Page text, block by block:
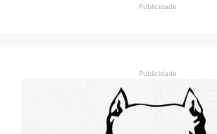
Publicidade
Publicidade